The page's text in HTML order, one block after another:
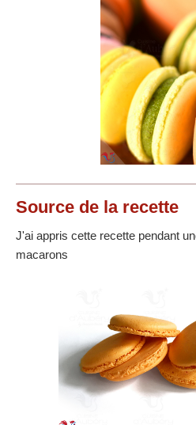
Source de la recette
J'ai appris cette recette pendant
macarons